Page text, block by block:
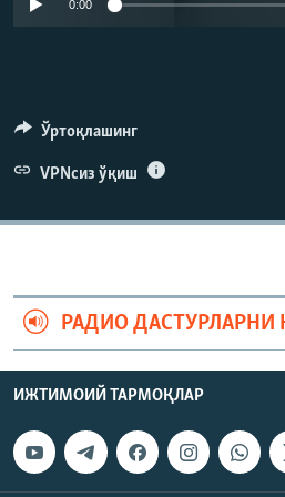
0:00
Ўртоқлашинг
VPNсиз ўқиш
РАДИО ДАСТУРЛАРНИ
ИЖТИМОИЙ ТАРМОҚЛАР